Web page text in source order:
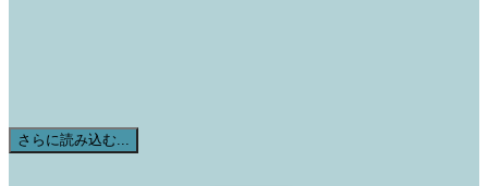
さらに読み込む...